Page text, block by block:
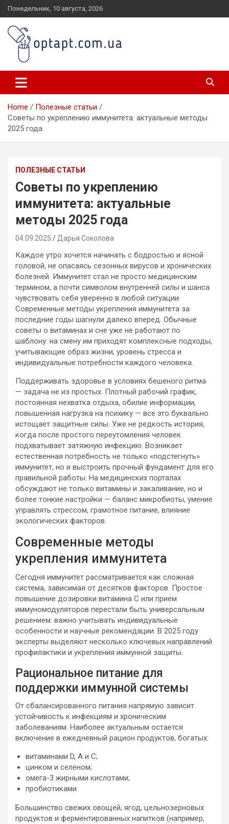
Skip
to
content
Понедельник, 10 августа, 2026
optapt.com.ua
Home
Полезные статьи
Советы по укреплению иммунитета: актуальные методы
2025 года
ПОЛЕЗНЫЕ СТАТЬИ
Советы по укреплению
иммунитета: актуальные
методы 2025 года
04.09.2025 Дарья Соколова
Каждое утро хочется начинать с бодростью и ясной
головой, не опасаясь сезонных вирусов и хронических
болезней. Иммунитет стал не просто медицинским
термином, а почти символом внутренней силы и шанса
чувствовать себя уверенно в любой ситуации.
Современные методы укрепления иммунитета за
последние годы шагнули далеко вперед. Обычные
советы о витаминах и сне уже не работают по
шаблону: на смену им приходят комплексные подходы,
учитывающие образ жизни, уровень стресса и
индивидуальные потребности каждого человека.
Поддерживать здоровье в условиях бешеного ритма
— задача не из простых. Плотный рабочий график,
постоянная нехватка отдыха, обилие информации,
повышенная нагрузка на психику — все это буквально
истощает защитные силы. Уже не редкость история,
когда после простого переутомления человек
подхватывает затяжную инфекцию. Возникает
естественная потребность не только «подстегнуть»
иммунитет, но и выстроить прочный фундамент для его
правильной работы. На медицинских порталах
обсуждают не только витамины и закаливание, но и
более тонкие настройки — баланс микробиоты, умение
управлять стрессом, грамотное питание, влияние
экологических факторов.
Современные методы
укрепления иммунитета
Сегодня иммунитет рассматривается как сложная
система, зависимая от десятков факторов. Простое
повышение дозировки витамина C или прием
иммуномодуляторов перестали быть универсальным
решением: важно учитывать индивидуальные
особенности и научные рекомендации. В 2025 году
эксперты выделяют несколько ключевых направлений
профилактики и укрепления иммунной защиты.
Рациональное питание для
поддержки иммунной системы
От сбалансированного питания напрямую зависит
устойчивость к инфекциям и хроническим
заболеваниям. Наиболее актуальным остается
включение в ежедневный рацион продуктов, богатых:
витаминами D, A и C;
цинком и селеном;
омега-3 жирными кислотами;
пробиотиками.
Большинство свежих овощей, ягод, цельнозерновых
продуктов и ферментированных напитков (например,